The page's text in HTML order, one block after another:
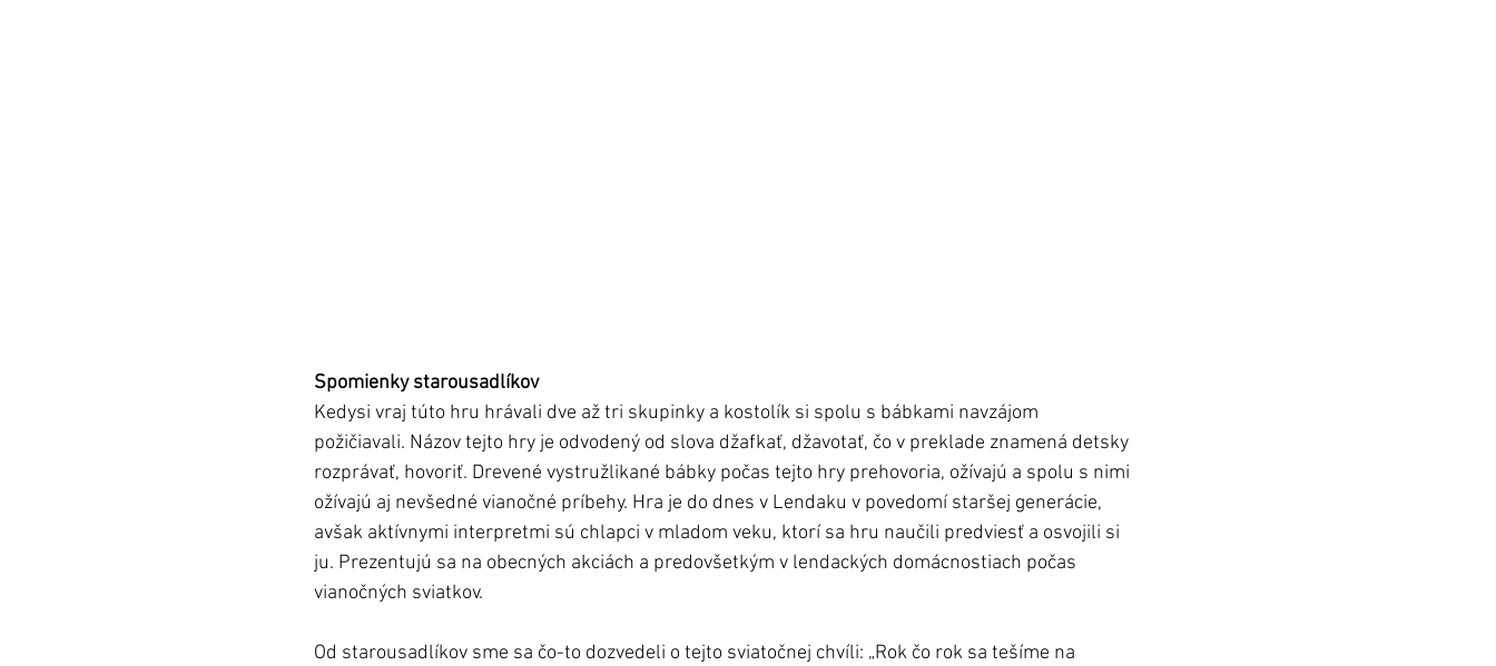
Spomienky starousadlíkov
Kedysi vraj túto hru hrávali dve až tri skupinky a kostolík si spolu s bábkami navzájom
požičiavali. Názov tejto hry je odvodený od slova džafkať, džavotať, čo v preklade znamená detsky
rozprávať, hovoriť. Drevené vystružlikané bábky počas tejto hry prehovoria, ožívajú a spolu s nimi
ožívajú aj nevšedné vianočné príbehy. Hra je do dnes v Lendaku v povedomí staršej generácie,
avšak aktívnymi interpretmi sú chlapci v mladom veku, ktorí sa hru naučili predviesť a osvojili si
ju. Prezentujú sa na obecných akciách a predovšetkým v lendackých domácnostiach počas
vianočných sviatkov.
Od starousadlíkov sme sa čo-to dozvedeli o tejto sviatočnej chvíli: „Rok čo rok sa tešíme na